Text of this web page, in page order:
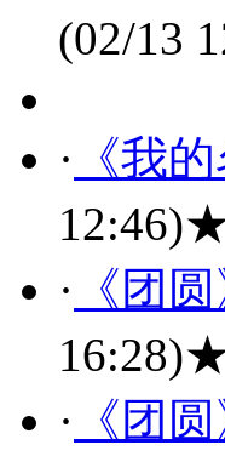
(02/13
· 《我
12:46)
· 《团
16:28)
· 《团